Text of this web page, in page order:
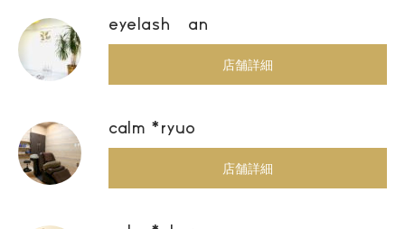
eyelash an
店舗詳細
calm *ryuo
店舗詳細